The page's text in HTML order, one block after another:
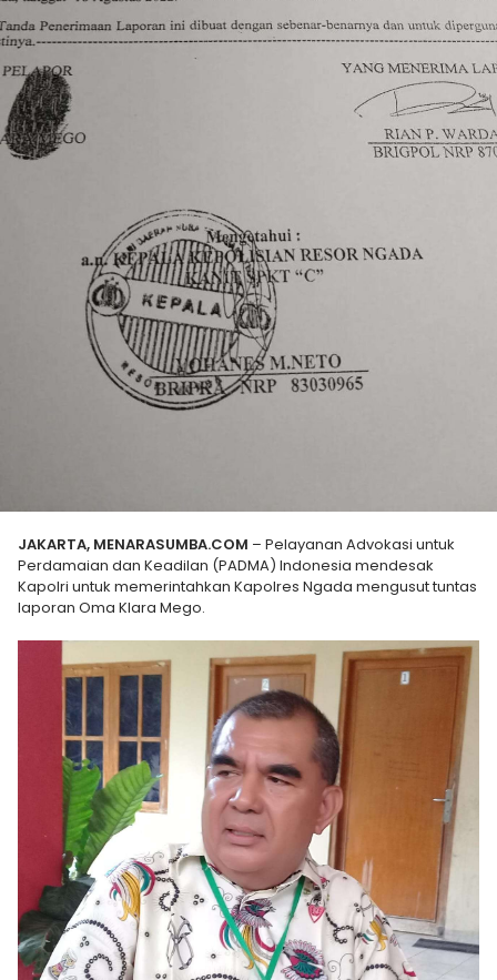
JAKARTA, MENARASUMBA.COM – Pelayanan Advokasi untuk
Perdamaian dan Keadilan (PADMA) Indonesia mendesak
Kapolri untuk memerintahkan Kapolres Ngada mengusut tuntas
laporan Oma Klara Mego.